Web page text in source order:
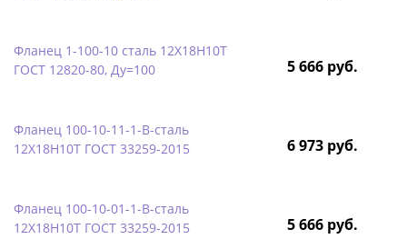
Фланец 1-100-10 сталь 12Х18Н10Т
ГОСТ 12820-80, Ду=100
5 666 руб.
Фланец 100-10-11-1-B-сталь
12Х18Н10Т ГОСТ 33259-2015
6 973 руб.
Фланец 100-10-01-1-B-сталь
12Х18Н10Т ГОСТ 33259-2015
5 666 руб.